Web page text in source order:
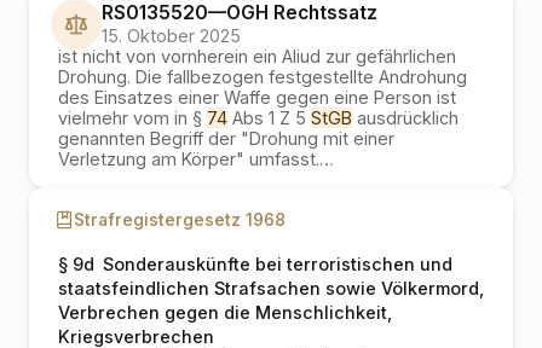
RS0135520—OGH Rechtssatz
15. Oktober 2025
ist nicht von vornherein ein Aliud zur gefährlichen
Drohung. Die fallbezogen festgestellte Androhung
des Einsatzes einer Waffe gegen eine Person ist
vielmehr vom in § 74 Abs 1 Z 5 StGB ausdrücklich
genannten Begriff der "Drohung mit einer
Verletzung am Körper" umfasst.…
Strafregistergesetz 1968
§ 9d Sonderauskünfte bei terroristischen und
staatsfeindlichen Strafsachen sowie Völkermord,
Verbrechen gegen die Menschlichkeit,
Kriegsverbrechen